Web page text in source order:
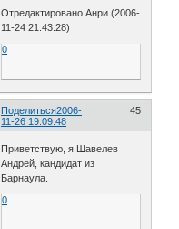
Отредактировано Анри (2006-
11-24 21:43:28)
0
Поделиться 45
2006-
11-26 19:09:48
Приветствую, я Шавелев
Андрей, кандидат из
Барнаула.
0